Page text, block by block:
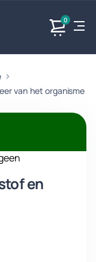
0
van het organisme
en